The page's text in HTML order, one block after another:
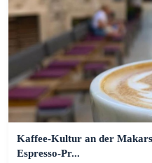
Kaffee-Kultur an der
Espresso-Pr...